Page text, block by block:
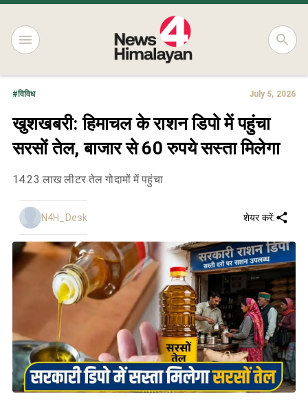
#विविध July 5, 2026
खुशखबरी: हिमाचल के राशन डिपो में पहुंचा
सरसों तेल, बाजार से 60 रुपये सस्ता मिलेगा
14.23 लाख लीटर तेल गोदामों में पहुंचा
N4H_Desk शेयर करें: